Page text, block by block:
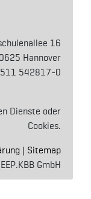
16
Hannover
542817-0
Dienste oder
Cookies.
| Sitemap
GmbH